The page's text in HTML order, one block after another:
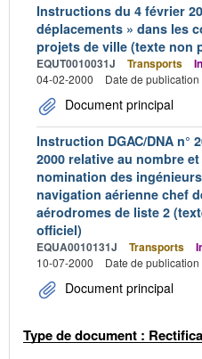
Instructions du 4 février
déplacements » dans les
projets de ville (texte non
EQUT0010031J Transports
04-02-2000
Date de
Document principal
Instruction DGAC/DNA n°
2000 relative au nombre
nomination des
navigation aérienne chef
aérodromes de liste 2
officiel)
EQUA0010131J Transports
10-07-2000
Date de
Document principal
Type de document :